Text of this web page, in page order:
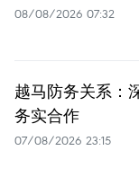
08/08/2026 07:32
越马防务关系：
务实合作
07/08/2026 23:15